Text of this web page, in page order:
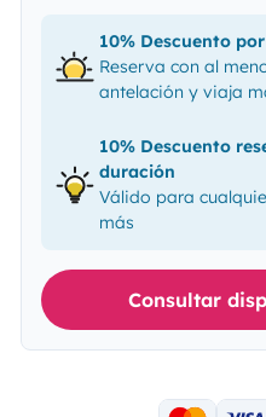
10% Descuento
Reserva con al
antelación y viaja
10% Descuento
duración
Válido para
más
Consultar